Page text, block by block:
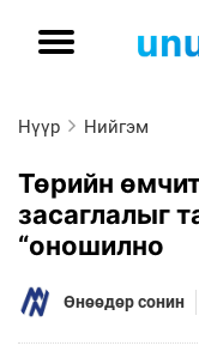
Нүүр Нийгэм
Төрийн
засаглалыг
“оношилно
Өнөөдөр сонин